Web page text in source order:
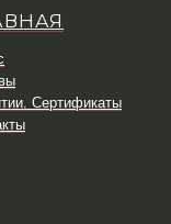
Сертификаты